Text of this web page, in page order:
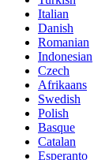
Italian
Danish
Romanian
Indonesian
Czech
Afrikaans
Swedish
Polish
Basque
Catalan
Esperanto